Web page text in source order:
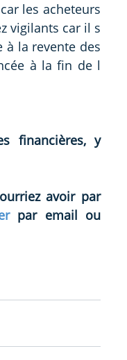
les acheteurs
vigilants car il s
à la revente des
à la fin de l
financières, y
avoir par
par email ou